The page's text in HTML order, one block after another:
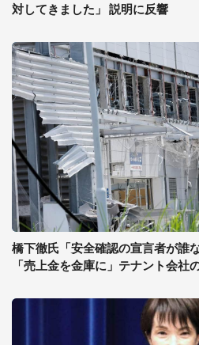
対してきました」 説明に反響
橋下徹氏「安全確認の宣言者が誰
「売上金を金庫に」テナント会社